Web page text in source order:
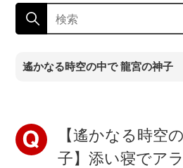
遙かなる時空の中で 龍宮の神子
【遙かなる時空
子】添い寝でア